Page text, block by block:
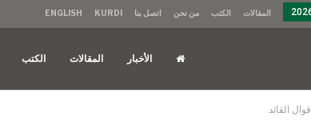
المقالات الكتب من نحن اتصل بنا KURDI
ENGLISH
الأخبار المقالات الكتب
أقوال القائد